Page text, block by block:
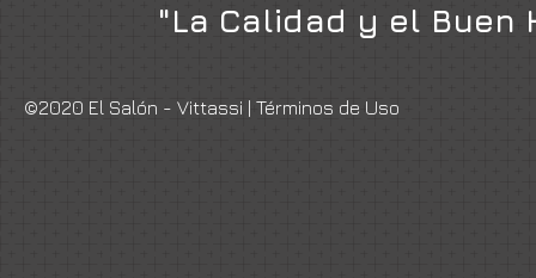
"La Calidad y el Buen
©2020 El Salón - Vittassi | Términos de Uso